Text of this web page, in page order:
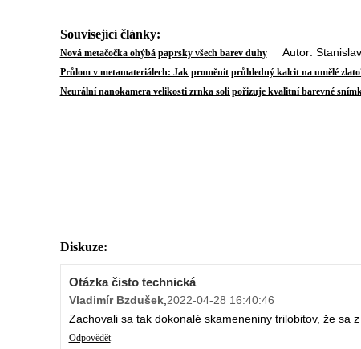
Související články:
Nová metačočka ohýbá paprsky všech barev duhyAutor: Stanislav
Průlom v metamateriálech: Jak proměnit průhledný kalcit na umělé
Neurální nanokamera velikosti zrnka soli pořizuje kvalitní barevné
Diskuze:
Otázka čisto technická
Vladimír Bzdušek,2022-04-28 16:40:46
Zachovali sa tak dokonalé skameneniny trilobitov, že sa
Odpovědět